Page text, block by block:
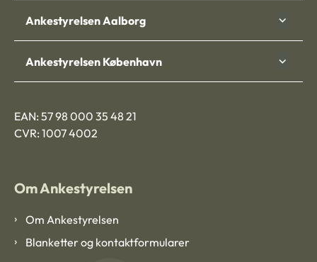
Ankestyrelsen Aalborg
Ankestyrelsen København
EAN: 57 98 000 35 48 21
CVR: 1007 4002
Om Ankestyrelsen
Om Ankestyrelsen
Blanketter og kontaktformularer